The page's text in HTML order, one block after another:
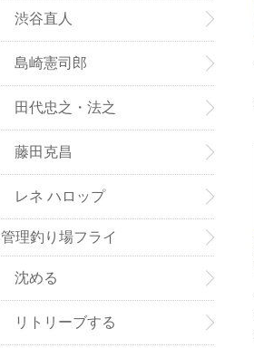
渋谷直人
島崎憲司郎
田代忠之・法之
藤田克昌
レネ ハロップ
管理釣り場フライ
沈める
リトリーブする